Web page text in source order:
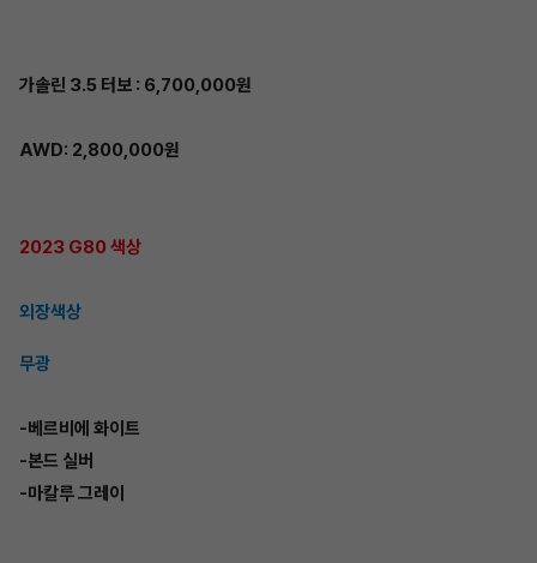
가솔린 3.5 터보 : 6,700,000원
AWD: 2,800,000원
2023 G80 색상
외장색상
무광
-베르비에 화이트
-본드 실버
-마칼루 그레이